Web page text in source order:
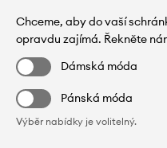
Chceme, aby do vaší
opravdu zajímá. Řekněte
Dámská móda
Pánská móda
Výběr nabídky je volitelný.